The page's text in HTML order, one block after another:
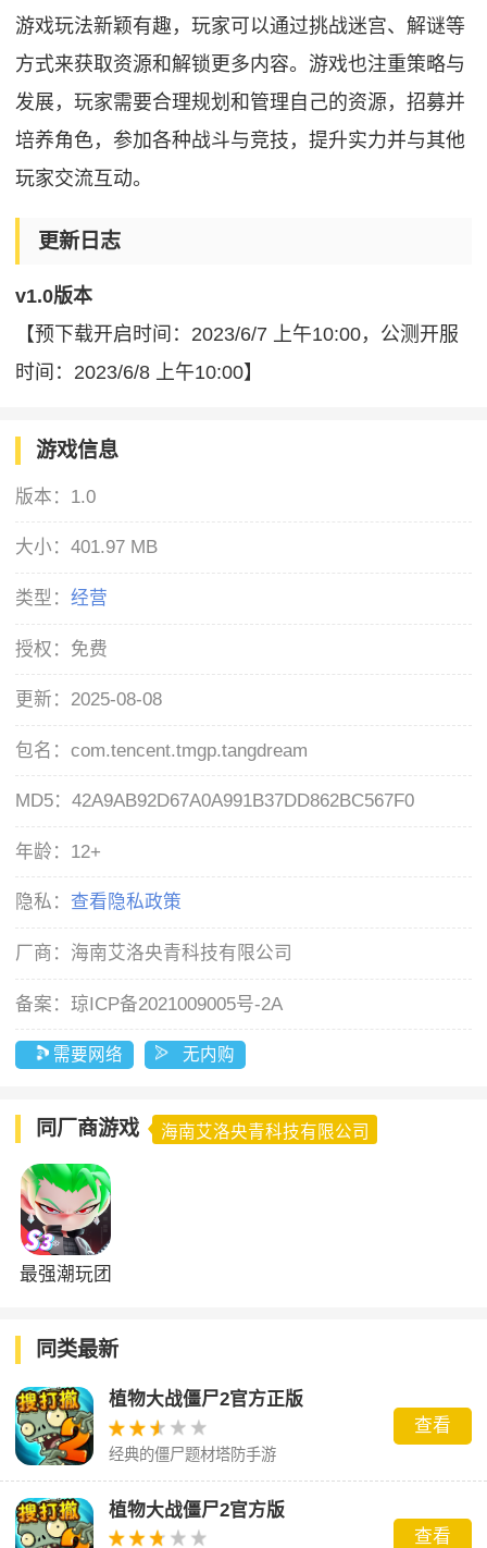
游戏玩法新颖有趣，玩家可以通过挑战迷宫、解谜等
方式来获取资源和解锁更多内容。游戏也注重策略与
发展，玩家需要合理规划和管理自己的资源，招募并
培养角色，参加各种战斗与竞技，提升实力并与其他
玩家交流互动。
更新日志
v1.0版本
【预下载开启时间：2023/6/7 上午10:00，公测开服
时间：2023/6/8 上午10:00】
游戏信息
版本： 1.0
大小：401.97 MB
类型：经营
授权： 免费
更新： 2025-08-08
包名：com.tencent.tmgp.tangdream
MD5：42A9AB92D67A0A991B37DD862BC567F0
年龄： 12+
隐私： 查看隐私政策
厂商： 海南艾洛央青科技有限公司
备案：琼ICP备2021009005号-2A
需要网络 无内购
同厂商游戏 海南艾洛央青科技有限公司
最强潮玩团
同类最新
植物大战僵尸2官方正版
经典的僵尸题材塔防手游
查看
植物大战僵尸2官方版
查看